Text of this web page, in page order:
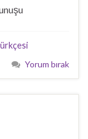
Yorum bırak